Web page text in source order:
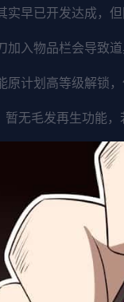
实早已开发达成，
加入物品栏会导致
原计划高等级解锁
暂无毛发再生功能